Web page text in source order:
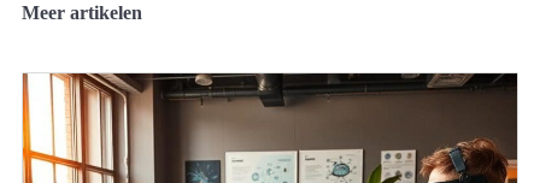
Meer artikelen